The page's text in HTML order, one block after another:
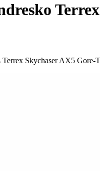
Skychaser AX5